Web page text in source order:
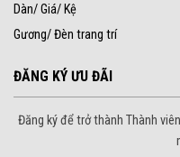
Dàn/ Giá/ Kệ
Gương/ Đèn trang trí
ĐĂNG KÝ ƯU ĐÃI
Đăng ký để trở thành Thành